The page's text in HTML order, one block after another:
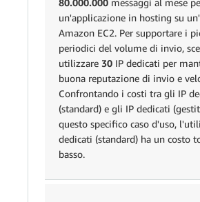
Blocchi
di posta
in
entrata
32
€
in uscita
2.000.000
€
Dati dei
messaggi
in uscita
0,000032
Messaggi
in entrata
80.000.000 messaggi al mese
un'applicazione in hosting su
Amazon EC2. Per supportare i
periodici del volume di invio,
utilizzare 30 IP dedicati per
buona reputazione di invio e
Confrontando i costi tra gli IP
(standard) e gli IP dedicati
questo specifico caso d'uso,
dedicati (standard) ha un costo
basso.